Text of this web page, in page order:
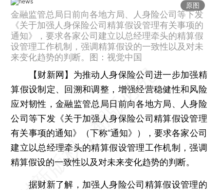
原图
金融监管总局日前向各地方局、人身险公司等下发
《关于加强人身保险公司精算假设管理有关事项的
通知》，要求各家公司建立以总经理牵头的精算假
设管理工作机制，强调精算假设的一致性以及对未
来变化趋势的判断。图：视觉中国
【财新网】 为推动人身保险公司进一步加强精
算假设制定、回溯和调整，增强经营稳健性和风险
应对韧性，金融监管总局日前向各地方局、人身险
公司等下发《关于加强人身保险公司精算假设管理
有关事项的通知》（下称“通知》），要求各家公司
建立以总经理牵头的精算假设管理工作机制，强调
精算假设的一致性以及对未来变化趋势的判断。
据财新了解，加强人身险公司精算假设管理的